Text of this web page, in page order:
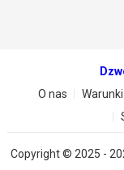
O nas
Copyright © 2025 -